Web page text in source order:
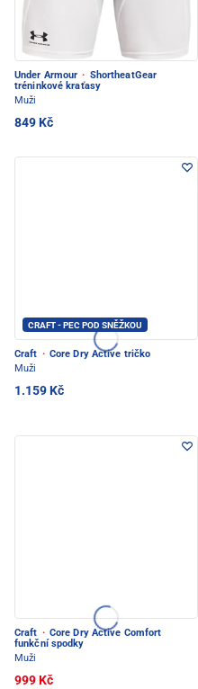
Under Armour · ShortheatGear
tréninkové kraťasy
Muži
849 Kč
CRAFT - PEC POD SNĚŽKOU
Craft · Core Dry Active tričko
Muži
1.159 Kč
Craft · Core Dry Active Comfort
funkční spodky
Muži
999 Kč